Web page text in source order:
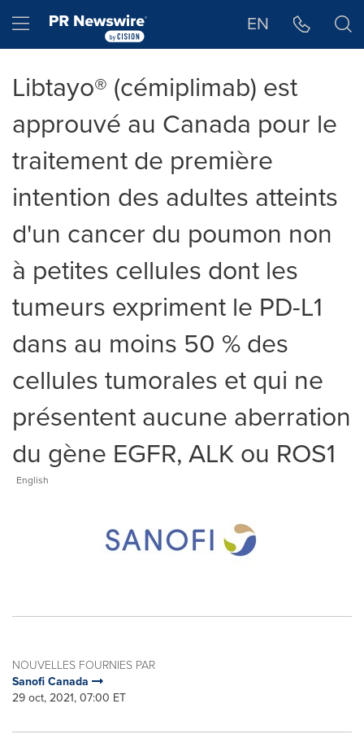
Hamburger menu EN
Libtayo® (cémiplimab) est
approuvé au Canada pour le
traitement de première
intention des adultes atteints
d'un cancer du poumon non
à petites cellules dont les
tumeurs expriment le PD-L1
dans au moins 50 % des
cellules tumorales et qui ne
présentent aucune aberration
du gène EGFR, ALK ou ROS1
English
NOUVELLES FOURNIES PAR
Sanofi Canada
29 oct, 2021, 07:00 ET